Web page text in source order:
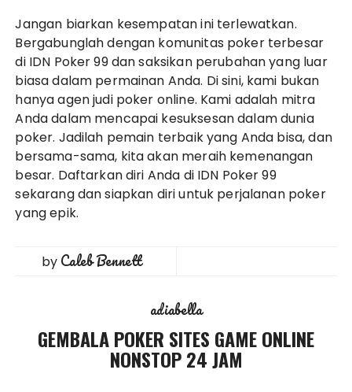
Jangan biarkan kesempatan ini terlewatkan.
Bergabunglah dengan komunitas poker terbesar
di IDN Poker 99 dan saksikan perubahan yang luar
biasa dalam permainan Anda. Di sini, kami bukan
hanya agen judi poker online. Kami adalah mitra
Anda dalam mencapai kesuksesan dalam dunia
poker. Jadilah pemain terbaik yang Anda bisa, dan
bersama-sama, kita akan meraih kemenangan
besar. Daftarkan diri Anda di IDN Poker 99
sekarang dan siapkan diri untuk perjalanan poker
yang epik.
by Caleb Bennett
adiabella
GEMBALA POKER SITES GAME ONLINE
NONSTOP 24 JAM